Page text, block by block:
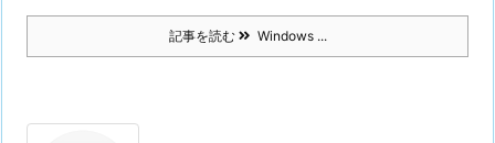
記事を読む Windows ...